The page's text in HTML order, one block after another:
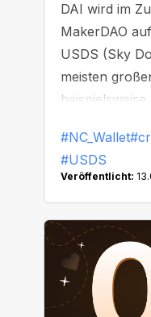
DAI wird im
MakerDAO
USDS (Sky
meisten
vom Handel
#NC_Wallet
#USDS
Veröffentlicht: